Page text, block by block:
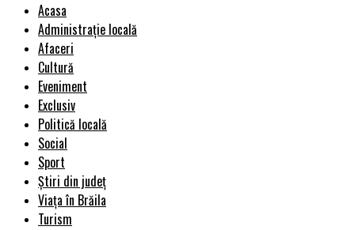
Acasa
Administrație locală
Afaceri
Cultură
Eveniment
Exclusiv
Politică locală
Social
Sport
Știri din județ
Viața în Brăila
Turism